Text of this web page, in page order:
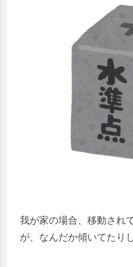
我が家の場合、移動され
が、なんだか傾いてたり